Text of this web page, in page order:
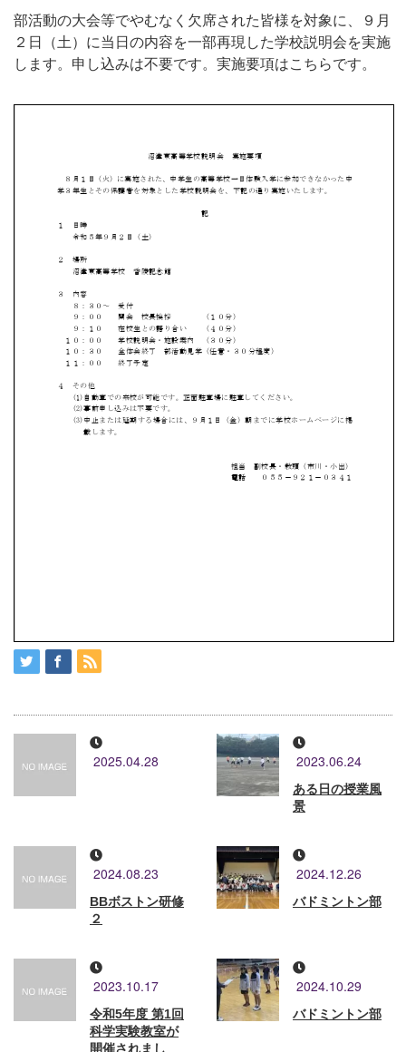
部活動の大会等でやむなく欠席された皆様を対象に、９月
２日（土）に当日の内容を一部再現した学校説明会を実施
します。申し込みは不要です。実施要項はこちらです。
2025.04.28 2023.06.24
ある日の授業風
景
2024.08.23
BBボストン研修
２
2024.12.26
バドミントン部
2023.10.17
令和5年度 第1回
科学実験教室が
開催されまし
2024.10.29
バドミントン部